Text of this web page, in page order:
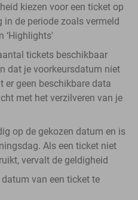
kiezen voor een ticket op
in de periode zoals vermeld
‘Highlights'
tickets beschikbaar
dat je voorkeursdatum niet
er geen beschikbare data
met het verzilveren van je
op de gekozen datum en is
Als een ticket niet
vervalt de geldigheid
van een ticket te